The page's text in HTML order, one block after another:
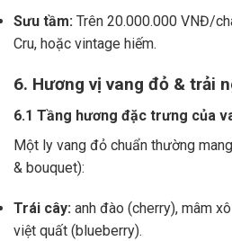
Sưu tầm: Trên 20.000.000 VNĐ/
Cru, hoặc vintage hiếm.
6. Hương vị vang đỏ & trải
6.1 Tầng hương đặc trưng của
Một ly vang đỏ chuẩn thường
& bouquet):
Trái cây: anh đào (cherry), mâm
việt quất (blueberry).